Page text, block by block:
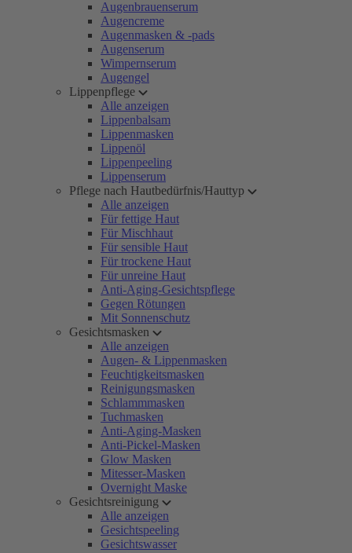
Augenbrauenserum
Augencreme
Augenmasken & -pads
Augenserum
Wimpernserum
Augengel
Lippenpflege
Alle anzeigen
Lippenbalsam
Lippenmasken
Lippenöl
Lippenpeeling
Lippenserum
Pflege nach Hautbedürfnis/Hauttyp
Alle anzeigen
Für fettige Haut
Für Mischhaut
Für sensible Haut
Für trockene Haut
Für unreine Haut
Anti-Aging-Gesichtspflege
Gegen Rötungen
Mit Sonnenschutz
Gesichtsmasken
Alle anzeigen
Augen- & Lippenmasken
Feuchtigkeitsmasken
Reinigungsmasken
Schlammmasken
Tuchmasken
Anti-Aging-Masken
Anti-Pickel-Masken
Glow Masken
Mitesser-Masken
Overnight Maske
Gesichtsreinigung
Alle anzeigen
Gesichtspeeling
Gesichtswasser